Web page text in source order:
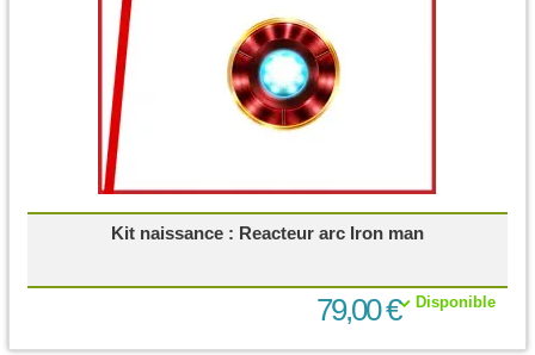
Kit naissance : Reacteur arc Iron man
Disponible
79,00 €